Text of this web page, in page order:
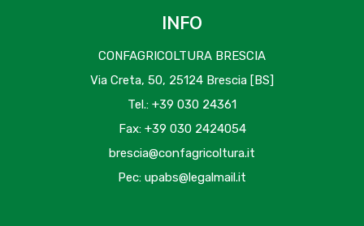
INFO
CONFAGRICOLTURA BRESCIA
Via Creta, 50, 25124 Brescia [BS]
Tel.: +39 030 24361
Fax: +39 030 2424054
brescia@confagricoltura.it
Pec: upabs@legalmail.it